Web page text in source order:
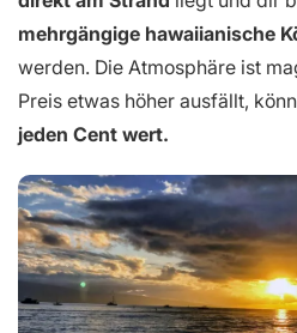
mehrgängige hawaiianische
werden. Die Atmosphäre ist
Preis etwas höher ausfällt,
jeden Cent wert.